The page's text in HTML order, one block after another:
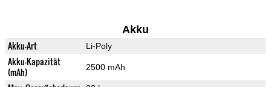
Akku
Akku-Art Li-Poly
Akku-Kapazität
(mAh)
2500 mAh